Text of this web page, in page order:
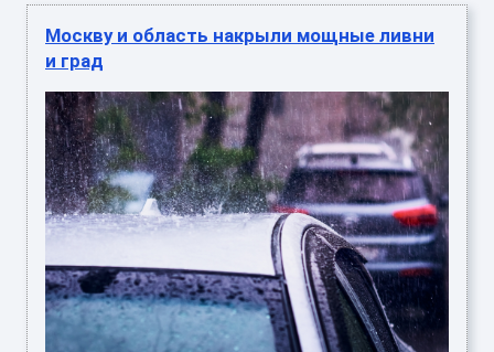
Москву и область накрыли мощные ливни
и град